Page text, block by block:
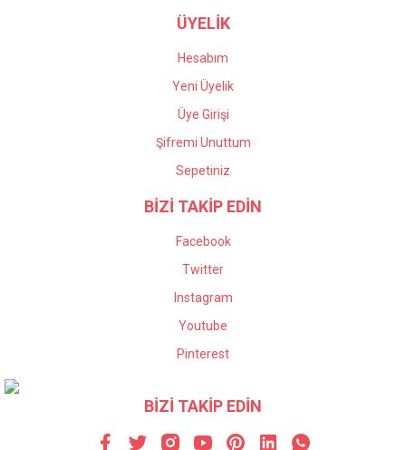
ÜYELİK
Hesabım
Yeni Üyelik
Üye Girişi
Şifremi Unuttum
Sepetiniz
BİZİ TAKİP EDİN
Facebook
Twitter
Instagram
Youtube
Pinterest
BİZİ TAKİP EDİN